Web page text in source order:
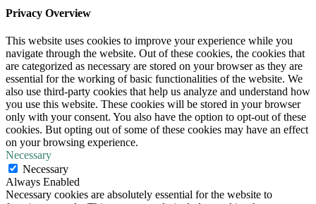
Privacy Overview
This website uses cookies to improve your experience while you
navigate through the website. Out of these cookies, the cookies that
are categorized as necessary are stored on your browser as they are
essential for the working of basic functionalities of the website. We
also use third-party cookies that help us analyze and understand how
you use this website. These cookies will be stored in your browser
only with your consent. You also have the option to opt-out of these
cookies. But opting out of some of these cookies may have an effect
on your browsing experience.
Necessary
Necessary
Always Enabled
Necessary cookies are absolutely essential for the website to